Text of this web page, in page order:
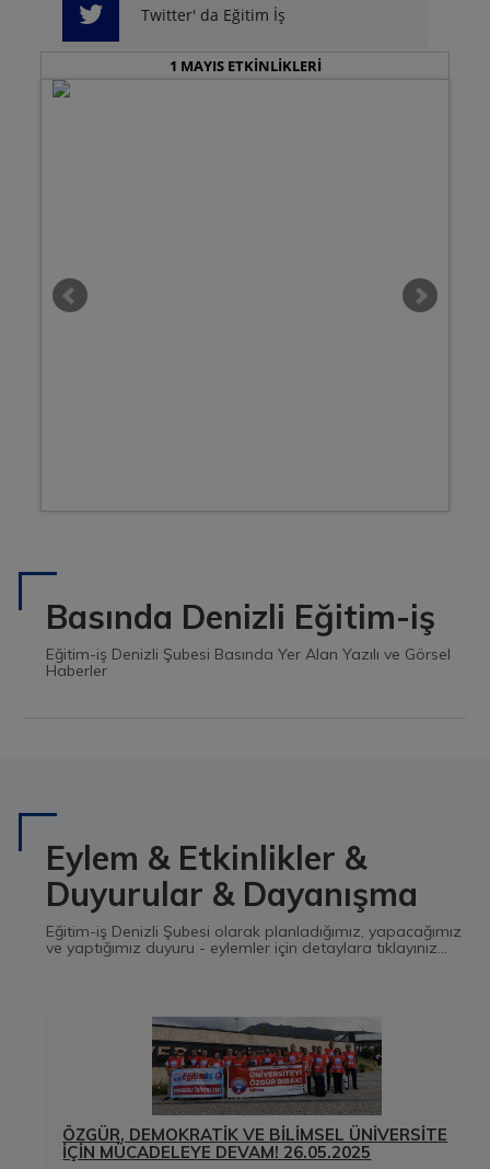
Twitter' da Eğitim İş
1 MAYIS ETKİNLİKLERİ
Basında Denizli Eğitim-iş
Eğitim-iş Denizli Şubesi Basında Yer Alan Yazılı ve Görsel
Haberler
Eylem & Etkinlikler &
Duyurular & Dayanışma
Eğitim-iş Denizli Şubesi olarak planladığımız, yapacağımız
ve yaptığımız duyuru - eylemler için detaylara tıklayınız...
ÖZGÜR, DEMOKRATİK VE BİLİMSEL ÜNİVERSİTE
İÇİN MÜCADELEYE DEVAM! 26.05.2025